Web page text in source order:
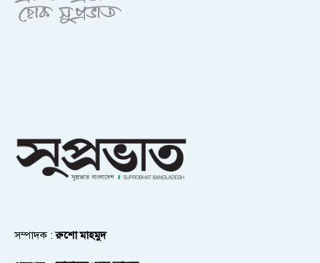
সম্পাদক :রুশো মাহমুদ